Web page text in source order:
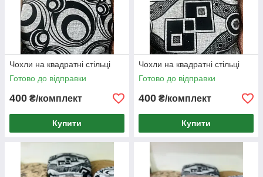
Чохли на квадратні стільці
Готово до відправки
400 ₴/комплект
Купити
Чохли на квадратні стільці
Готово до відправки
400 ₴/комплект
Купити